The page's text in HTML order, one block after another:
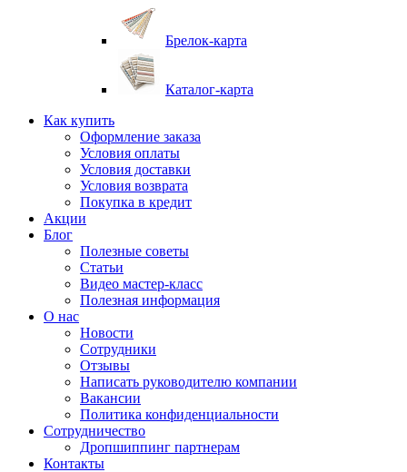
Брелок-карта
Каталог-карта
Как купить
Оформление заказа
Условия оплаты
Условия доставки
Условия возврата
Покупка в кредит
Акции
Блог
Полезные советы
Статьи
Видео мастер-класс
Полезная информация
О нас
Новости
Сотрудники
Отзывы
Написать руководителю компании
Вакансии
Политика конфиденциальности
Сотрудничество
Дропшиппинг партнерам
Контакты